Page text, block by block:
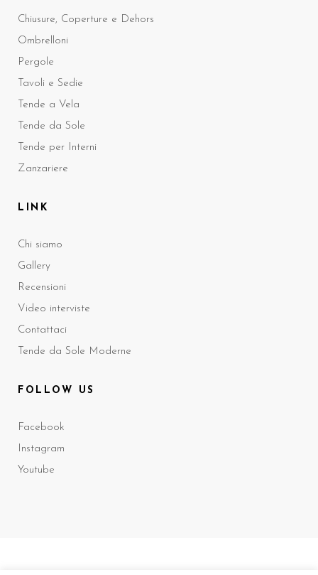
Chiusure, Coperture e Dehors
Ombrelloni
Pergole
Tavoli e Sedie
Tende a Vela
Tende da Sole
Tende per Interni
Zanzariere
LINK
Chi siamo
Gallery
Recensioni
Video interviste
Contattaci
Tende da Sole Moderne
FOLLOW US
Facebook
Instagram
Youtube